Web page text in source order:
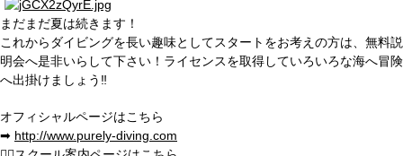
まだまだ夏は続きます！
これからダイビングを長い趣味としてスタートをお考えの方は、無料説
明会へ是非いらして下さい！ライセンスを取得していろいろな海へ冒険
へ出掛けましょう‼️
オフィシャルページはこちら
➡︎ http://www.purely-diving.com